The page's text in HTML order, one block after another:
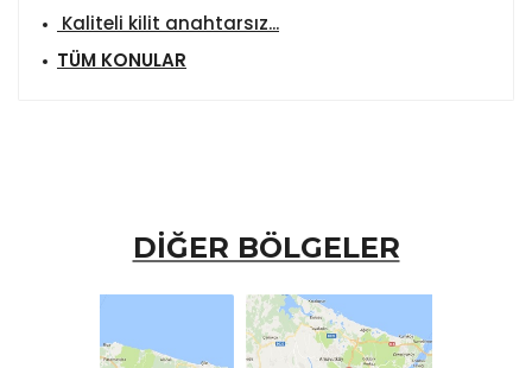
Kaliteli kilit anahtarsız...
TÜM KONULAR
DİĞER BÖLGELER